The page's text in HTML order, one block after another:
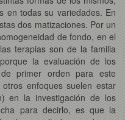
en todas su variedades. En
dos matizaciones. Por un
de fondo, en el
terapias son de la familia
la evaluación de los
primer orden para este
enfoques suelen estar
en la investigación de los
para decirlo, es que la